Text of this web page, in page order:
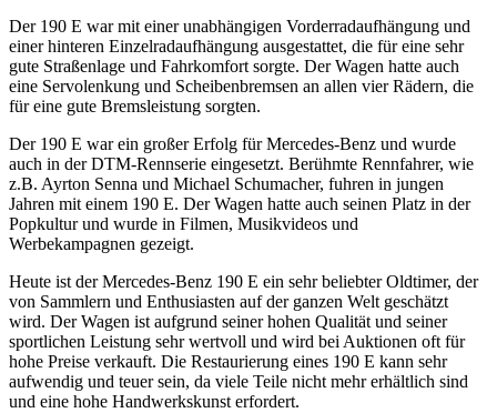
Der 190 E war mit einer unabhängigen Vorderradaufhängung und
einer hinteren Einzelradaufhängung ausgestattet, die für eine sehr
gute Straßenlage und Fahrkomfort sorgte. Der Wagen hatte auch
eine Servolenkung und Scheibenbremsen an allen vier Rädern, die
für eine gute Bremsleistung sorgten.
Der 190 E war ein großer Erfolg für Mercedes-Benz und wurde
auch in der DTM-Rennserie eingesetzt. Berühmte Rennfahrer, wie
z.B. Ayrton Senna und Michael Schumacher, fuhren in jungen
Jahren mit einem 190 E. Der Wagen hatte auch seinen Platz in der
Popkultur und wurde in Filmen, Musikvideos und
Werbekampagnen gezeigt.
Heute ist der Mercedes-Benz 190 E ein sehr beliebter Oldtimer, der
von Sammlern und Enthusiasten auf der ganzen Welt geschätzt
wird. Der Wagen ist aufgrund seiner hohen Qualität und seiner
sportlichen Leistung sehr wertvoll und wird bei Auktionen oft für
hohe Preise verkauft. Die Restaurierung eines 190 E kann sehr
aufwendig und teuer sein, da viele Teile nicht mehr erhältlich sind
und eine hohe Handwerkskunst erfordert.